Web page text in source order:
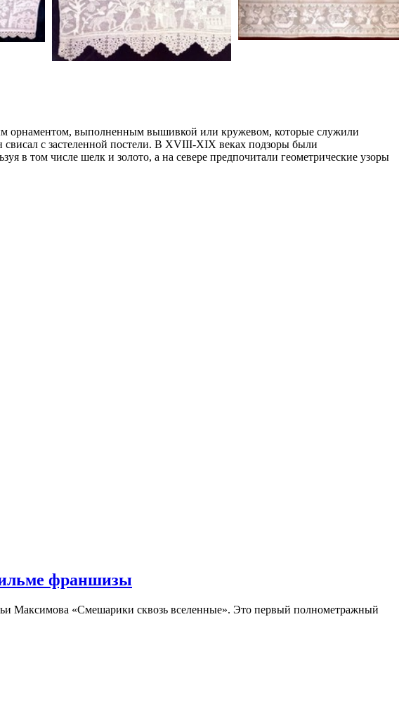
орнаментом, выполненным вышивкой или кружевом, которые служили
с застеленной постели. В XVIII-XIX веках подзоры были
в том числе шелк и золото, а на севере предпочитали геометрические узоры
франшизы
Максимова «Смешарики сквозь вселенные». Это первый полнометражный